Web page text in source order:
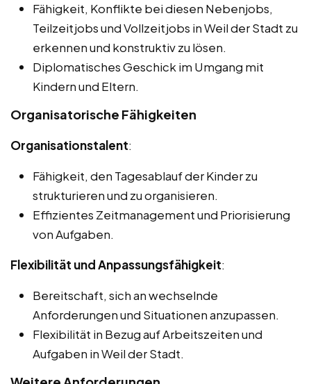
Fähigkeit, Konflikte bei diesen Nebenjobs,
Teilzeitjobs und Vollzeitjobs in Weil der Stadt zu
erkennen und konstruktiv zu lösen.
Diplomatisches Geschick im Umgang mit
Kindern und Eltern.
Organisatorische Fähigkeiten
Organisationstalent:
Fähigkeit, den Tagesablauf der Kinder zu
strukturieren und zu organisieren.
Effizientes Zeitmanagement und Priorisierung
von Aufgaben.
Flexibilität und Anpassungsfähigkeit:
Bereitschaft, sich an wechselnde
Anforderungen und Situationen anzupassen.
Flexibilität in Bezug auf Arbeitszeiten und
Aufgaben in Weil der Stadt.